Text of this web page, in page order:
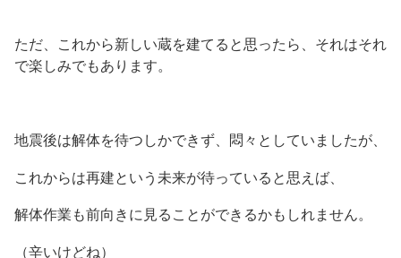
ただ、これから新しい蔵を建てると思ったら、それはそれ
で楽しみでもあります。
地震後は解体を待つしかできず、悶々としていましたが、
これからは再建という未来が待っていると思えば、
解体作業も前向きに見ることができるかもしれません。
（辛いけどね）